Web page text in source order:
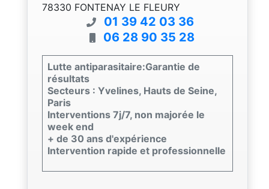
78330 FONTENAY LE FLEURY
01 39 42 03 36
06 28 90 35 28
Lutte antiparasitaire:Garantie de
résultats
Secteurs : Yvelines, Hauts de Seine,
Paris
Interventions 7j/7, non majorée le
week end
+ de 30 ans d'expérience
Intervention rapide et professionnelle